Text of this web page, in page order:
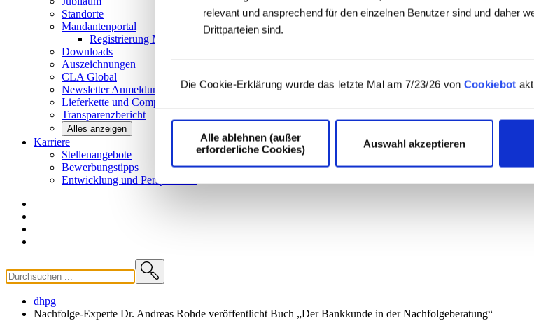
relevant und ansprechend für den einzelnen Benutzer sind und daher
Drittparteien sind.
Die Cookie-Erklärung wurde das letzte Mal am 7/23/26 von Cookiebot
Alle ablehnen (außer
erforderliche Cookies)
Auswahl akzeptieren
Standorte
Mandantenportal
Registrierung Mandantenportal
Downloads
Auszeichnungen
CLA Global
NewsletterAnmeldung
Lieferkette und Compliance
Transparenzbericht
Alles anzeigen
Karriere
Stellenangebote
Bewerbungstipps
Entwicklung und Perspektiven
dhpg
Nachfolge-Experte Dr. Andreas Rohde veröffentlicht Buch „Der Bankkunde in der Nachfolgeberatung“